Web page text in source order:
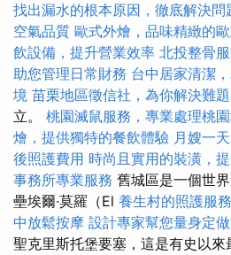
找出漏水的根本原因，徹底解決問
空氣品質 歐式外燴，品味精緻的
飲設備，提升營業效率 北投整骨
助您管理日常財務 台中居家清潔
境 苗栗地區徵信社，為你解決難題
立。 桃園滅鼠服務，專業處理桃
燴，提供獨特的餐飲體驗 月嫂一
後照護費用 時尚且實用的裝潢，
事務所專業服務 舊城區是一個世
壘埃爾·莫羅（El 養生村的照護服
中放鬆按摩 設計專家幫您量身定
聖克里斯托堡要塞，這是有史以